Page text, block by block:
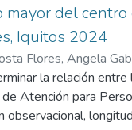
mayor del centro
Iquitos 2024
Flores, Angela
la relación entre
Atención para
observacional,